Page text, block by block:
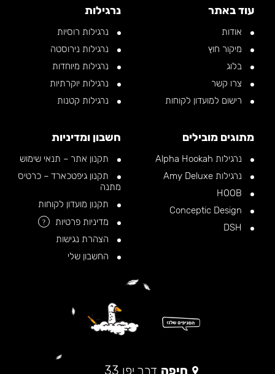
עוד באתר
אודות
מיקור חוץ
בלוג
צרו קשר
רישום למועדון לקוחות
נרגילות
נרגילות רוסיות
נרגילות נירוסטה
נרגילות מיוחדות
נרגילות יוקרתיות
נרגילות קטנות
מתוגים מובילים
נרגילות Alpha Hookah
נרגילות Amy Deluxe
חשבון ומדיניות
תקנון אתר – תנאי שימוש
תקנון גיפטכארד – כרטיס
מתנה
תקנון מועדון לקוחות
מדיניות פרטיות
?
הצהרת נגישות
החשבון שלי
חיפה דרך יפו 33